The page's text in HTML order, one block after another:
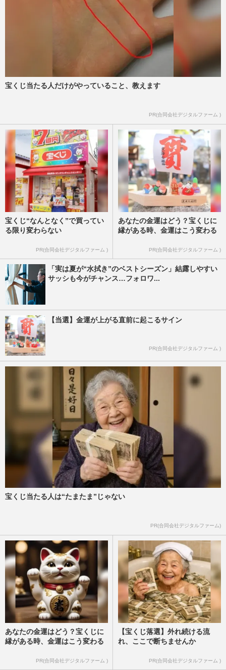
宝くじ当たる人だけがやっていること、教えます
PR(合同会社デジタルファーム )
宝くじ“なんとなく”で買ってい
る限り変わらない
PR(合同会社デジタルファーム )
あなたの金運はどう？宝くじに
縁がある時、金運はこう変わる
PR(合同会社デジタルファーム )
「実は夏が“水拭き”のベストシーズン」結露しやすい
サッシも今がチャンス…フォロワ...
【当選】金運が上がる直前に起こるサイン
PR(合同会社デジタルファーム )
宝くじ当たる人は“たまたま”じゃない
PR(合同会社デジタルファーム)
あなたの金運はどう？宝くじに
縁がある時、金運はこう変わる
PR(合同会社デジタルファーム )
【宝くじ落選】外れ続ける流
れ、ここで断ちませんか
PR(合同会社デジタルファーム )